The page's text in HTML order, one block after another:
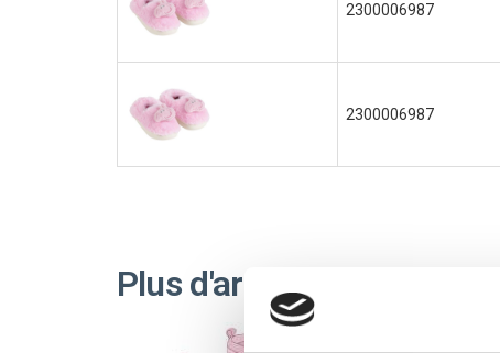
2300006987
2300006987
Plus d'articles PEPPA PIG